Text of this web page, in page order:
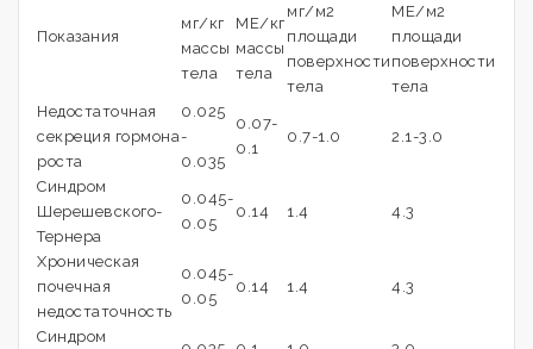
Показания
мг/кг
массы
тела
МЕ/кг
массы
тела
мг/м2
площади
поверхности
тела
МЕ/м2
площади
поверхности
тела
Недостаточная
секреция гормона
роста
0.025
-
0.035
0.07-
0.1
0.7-1.0 2.1-3.0
Синдром
Шерешевского-
Тернера
0.045-
0.05
0.14 1.4 4.3
Хроническая
почечная
недостаточность
0.045-
0.05
0.14 1.4 4.3
Синдром